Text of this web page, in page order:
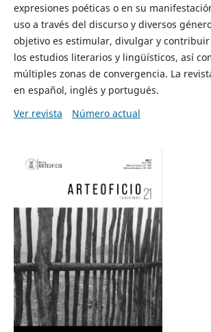
expresiones poéticas o en su
uso a través del discurso y diversos
objetivo es estimular, divulgar y
los estudios literarios y lingüísticos, así
múltiples zonas de convergencia. La
en español, inglés y portugués.
Ver revista
Número actual